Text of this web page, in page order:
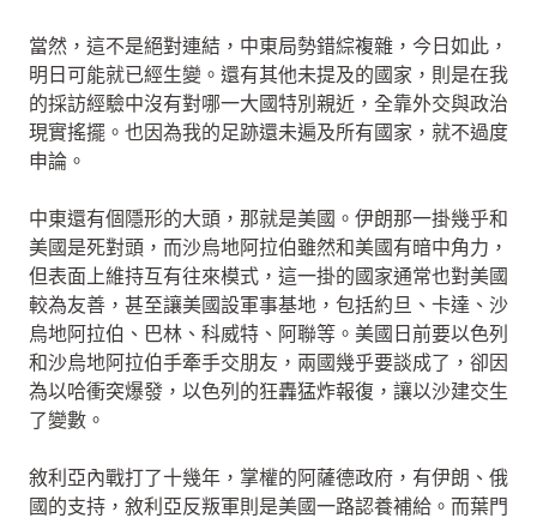
當然，這不是絕對連結，中東局勢錯綜複雜，今日如此，
明日可能就已經生變。還有其他未提及的國家，則是在我
的採訪經驗中沒有對哪一大國特別親近，全靠外交與政治
現實搖擺。也因為我的足跡還未遍及所有國家，就不過度
申論。
中東還有個隱形的大頭，那就是美國。伊朗那一掛幾乎和
美國是死對頭，而沙烏地阿拉伯雖然和美國有暗中角力，
但表面上維持互有往來模式，這一掛的國家通常也對美國
較為友善，甚至讓美國設軍事基地，包括約旦、卡達、沙
烏地阿拉伯、巴林、科威特、阿聯等。美國日前要以色列
和沙烏地阿拉伯手牽手交朋友，兩國幾乎要談成了，卻因
為以哈衝突爆發，以色列的狂轟猛炸報復，讓以沙建交生
了變數。
敘利亞內戰打了十幾年，掌權的阿薩德政府，有伊朗、俄
國的支持，敘利亞反叛軍則是美國一路認養補給。而葉門